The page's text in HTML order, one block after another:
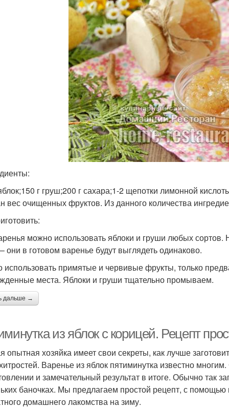
г груш;200 г сахара;1-2 щепотки лимонной
вес очищенных фруктов. Из данного количества
можно использовать яблоки и груши любых
они в готовом варенье будут выглядеть одинаково.
примятые и червивые фрукты, только
места. Яблоки и груши тщательно промываем.
дальше →
из яблок с корицей. Рецепт
опытная хозяйка имеет свои секреты, как лучше
Варенье из яблок пятиминутка известно
и замечательный результат в итоге. Обычно так
баночках. Мы предлагаем простой рецепт, с помощью
домашнего лакомства на зиму.